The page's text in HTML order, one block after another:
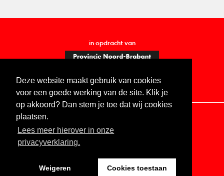
Deze website maakt gebruik van cookies
voor een goede werking van de site. Klik je
op akkoord? Dan stem je toe dat wij cookies
plaatsen.
Lees meer hierover in onze
privacyverklaring.
Weigeren Cookies toestaan
in opdracht van
Contact Vacatures ANBI
Digitale toegankelijkheid